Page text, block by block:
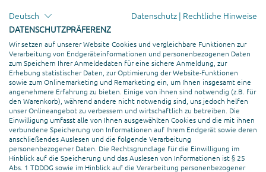
Social Media und Zielgruppen
Wenn wir jetzt gemeinsam bei jeder
Erwähnung des Wortes „Zielgruppe“ in
diesem Artikel einen Schnaps
getrunken, dann wären wir schon
längst per Du! Kleiner Spaß – aber so ist
es nun mal, alles dreht sich um Ihre
Zielgruppe. Besonders bei Ihrer Social
Media Marketing Strategie!
Deutsch Datenschutz | Rechtliche Hinweise
DATENSCHUTZPRÄFERENZ
Wir setzen auf unserer Website Cookies und vergleichbare Funktionen zur
Verarbeitung von Endgeräteinformationen und personenbezogenen Daten
zum Speichern Ihrer Anmeldedaten für eine sichere Anmeldung, zur
Erhebung statistischer Daten, zur Optimierung der Website-Funktionen
sowie zum Onlinemarketing und Remarketing ein, um Ihnen insgesamt eine
angenehmere Erfahrung zu bieten. Einige von ihnen sind notwendig (z.B. für
den Warenkorb), während andere nicht notwendig sind, uns jedoch helfen
unser Onlineangebot zu verbessern und wirtschaftlich zu betreiben. Die
Einwilligung umfasst alle von Ihnen ausgewählten Cookies und die mit ihnen
verbundene Speicherung von Informationen auf Ihrem Endgerät sowie deren
anschließendes Auslesen und die folgende Verarbeitung
personenbezogener Daten. Die Rechtsgrundlage für die Einwilligung im
Hinblick auf die Speicherung und das Auslesen von Informationen ist § 25
Abs. 1 TDDDG sowie im Hinblick auf die Verarbeitung personenbezogener